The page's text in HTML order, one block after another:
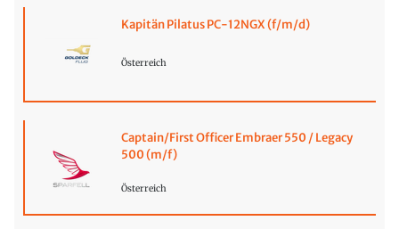
Kapitän Pilatus PC-12NGX (f/m/d)
Österreich
Captain/First Officer Embraer 550 / Legacy
500 (m/f)
Österreich